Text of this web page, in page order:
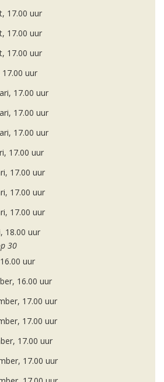
17.00 uur
17.00 uur
17.00 uur
uur
17.00 uur
17.00 uur
17.00 uur
17.00 uur
17.00 uur
17.00 uur
17.00 uur
18.00 uur
30
uur
16.00 uur
17.00 uur
17.00 uur
17.00 uur
17.00 uur